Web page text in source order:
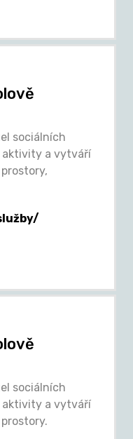
sociálních
aktivity a vytváří
sociálních
aktivity a vytváří